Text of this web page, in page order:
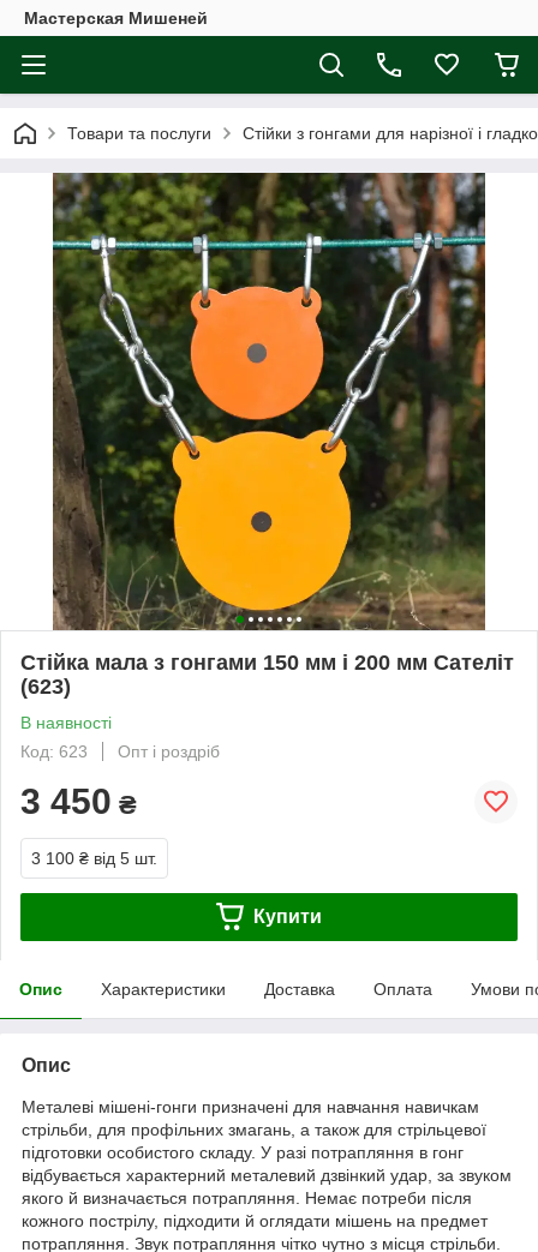
Мастерская Мишеней
Товари та послуги Стійки з гонгами для нарізної і
Стійка мала з гонгами 150 мм і 200 мм Сателіт
(623)
В наявності
Код: 623
Опт і роздріб
3 450 ₴
3 100 ₴ від 5 шт.
Купити
Опис Характеристики Доставка Оплата Умови
Опис
Металеві мішені-гонги призначені для навчання навичкам
стрільби, для профільних змагань, а також для стрільцевої
підготовки особистого складу. У разі потрапляння в гонг
відбувається характерний металевий дзвінкий удар, за звуком
якого й визначається потрапляння. Немає потреби після
кожного пострілу, підходити й оглядати мішень на предмет
потрапляння. Звук потрапляння чітко чутно з місця стрільби.